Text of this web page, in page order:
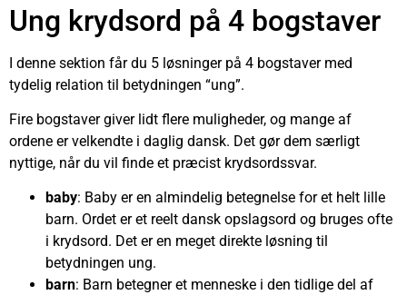
Ung krydsord på 4 bogstaver
I denne sektion får du 5 løsninger på 4 bogstaver med
tydelig relation til betydningen “ung”.
Fire bogstaver giver lidt flere muligheder, og mange af
ordene er velkendte i daglig dansk. Det gør dem særligt
nyttige, når du vil finde et præcist krydsordssvar.
baby: Baby er en almindelig betegnelse for et helt lille
barn. Ordet er et reelt dansk opslagsord og bruges ofte
i krydsord. Det er en meget direkte løsning til
betydningen ung.
barn: Barn betegner et menneske i den tidlige del af